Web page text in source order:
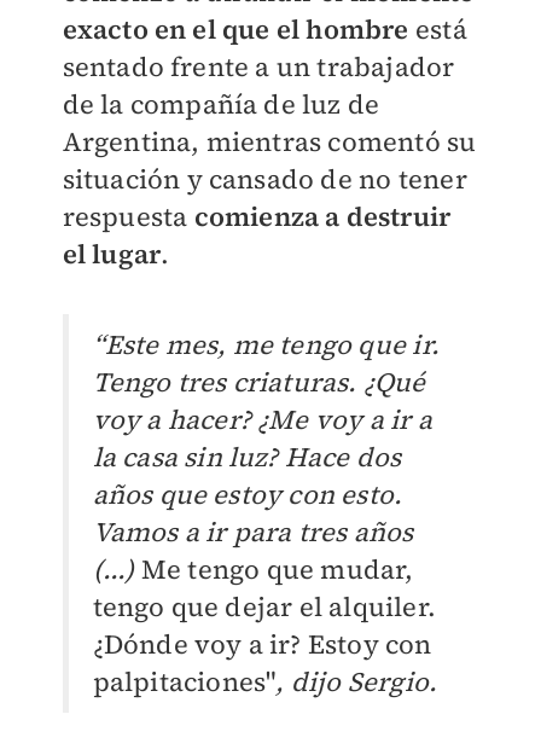
exacto en el que el hombre está
sentado frente a un trabajador
de la compañía de luz de
Argentina, mientras comentó su
situación y cansado de no tener
respuesta comienza a destruir
el lugar.
“Este mes, me tengo que ir.
Tengo tres criaturas. ¿Qué
voy a hacer? ¿Me voy a ir a
la casa sin luz? Hace dos
años que estoy con esto.
Vamos a ir para tres años
(...)Me tengo que mudar,
tengo que dejar el alquiler.
¿Dónde voy a ir? Estoy con
palpitaciones", dijo Sergio.